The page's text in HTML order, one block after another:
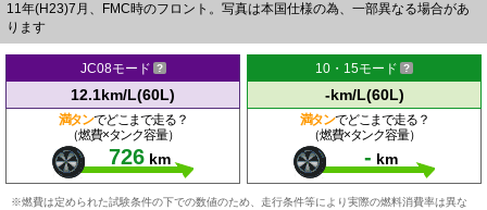
11年(H23)7月、FMC時のフロント。写真は本国仕様の為、一部異なる場合があ
ります
JC08モード
12.1km/L(60L)
満タンでどこまで走る？
（燃費×タンク容量）
726 km
10・15モード
-km/L(60L)
満タンでどこまで走る？
（燃費×タンク容量）
- km
※燃費は定められた試験条件の下での数値のため、走行条件等により実際の燃料消費率は異な